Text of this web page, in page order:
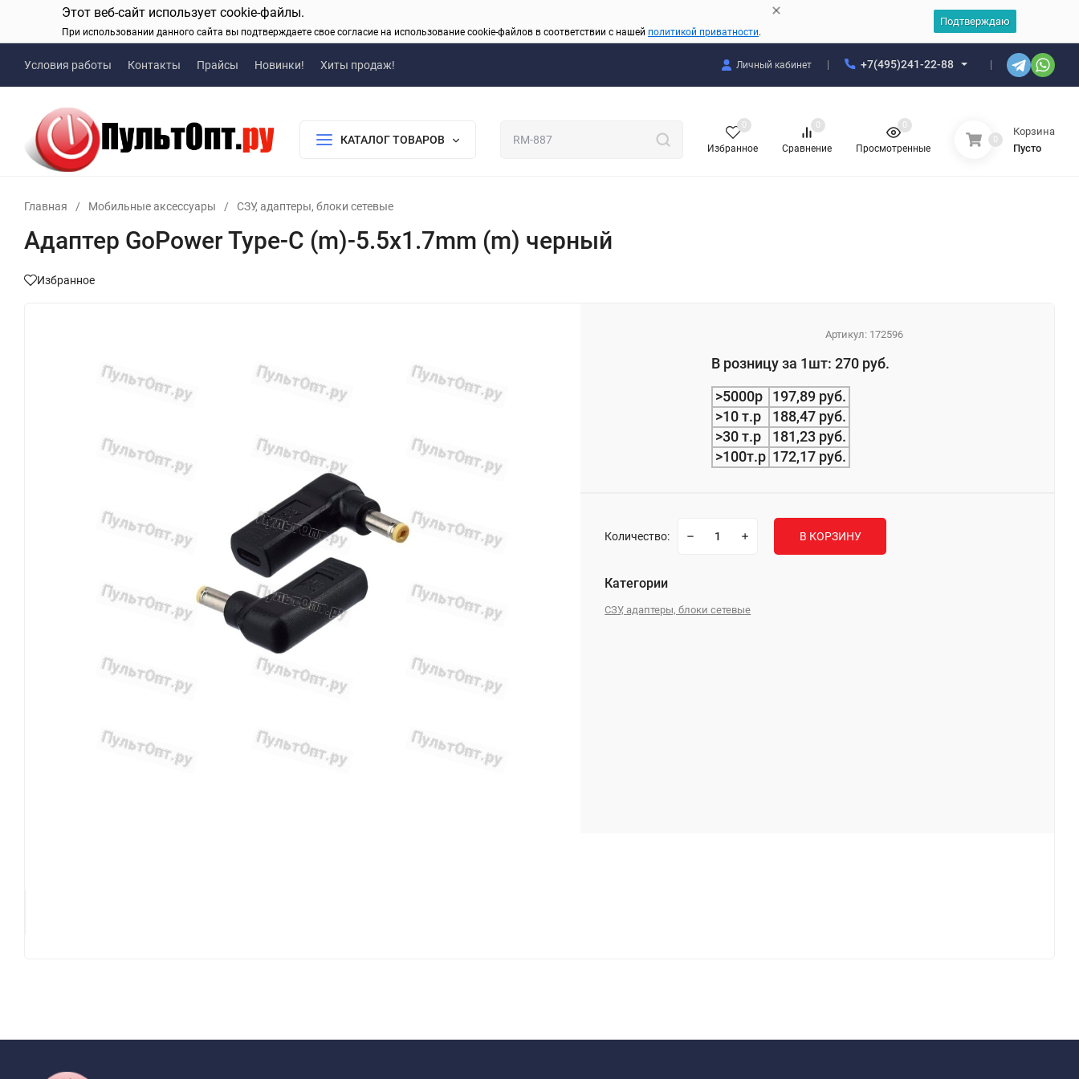
Этот веб-сайт использует cookie-файлы.
При использовании данного сайта вы подтверждаете свое согласие на использование cookie-файлов в соответствии с нашей политикой приватности.
Подтверждаю
Условия работы Контакты Прайсы Новинки! Хиты продаж! Личный кабинет +7(495)241-22-88
КАТАЛОГ ТОВАРОВ
Избранное
0
Сравнение
0
Просмотренные
0
0
Корзина
Пусто
Главная / Мобильные аксессуары / СЗУ, адаптеры, блоки сетевые
Адаптер GoPower Type-C (m)-5.5x1.7mm (m) черный
Избранное
Артикул: 172596
В розницу за 1шт: 270 руб.
>5000р
197,89 руб.
>10 т.р
188,47 руб.
>30 т.р
181,23 руб.
>100т.р 172,17 руб.
Количество: В КОРЗИНУ
Категории
СЗУ, адаптеры, блоки сетевые